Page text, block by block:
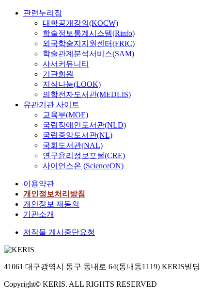
관련누리집
대학공개강의(KOCW)
학술정보통계시스템(Rinfo)
외국학술지지원센터(FRIC)
학술관계분석서비스(SAM)
사서커뮤니티
기관회원
지식나눔(LOOK)
의학전자도서관(MEDLIS)
유관기관 사이트
교육부(MOE)
국립장애인도서관(NLD)
국립중앙도서관(NL)
국회도서관(NAL)
연구윤리정보포털(CRE)
사이언스온 (ScienceON)
이용약관
개인정보처리방침
개인정보 재동의
기관소개
저작물 게시중단요청
41061 대구광역시 동구 동내로 64(동내동1119) KERIS빌딩
Copyright© KERIS. ALL RIGHTS RESERVED